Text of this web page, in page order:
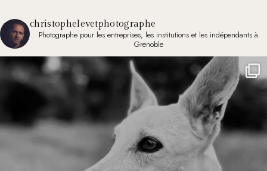
christophelevetphotographe
Photographe pour les entreprises, les institutions et les indépendants à
Grenoble